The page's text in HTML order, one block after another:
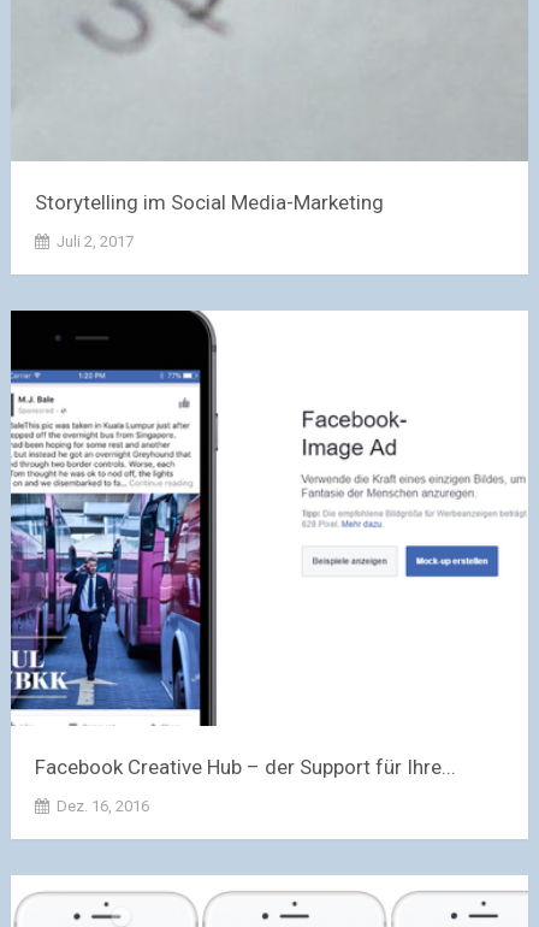
Storytelling im Social Media-Marketing
Juli 2, 2017
Facebook Creative Hub – der Support für Ihre...
Dez. 16, 2016